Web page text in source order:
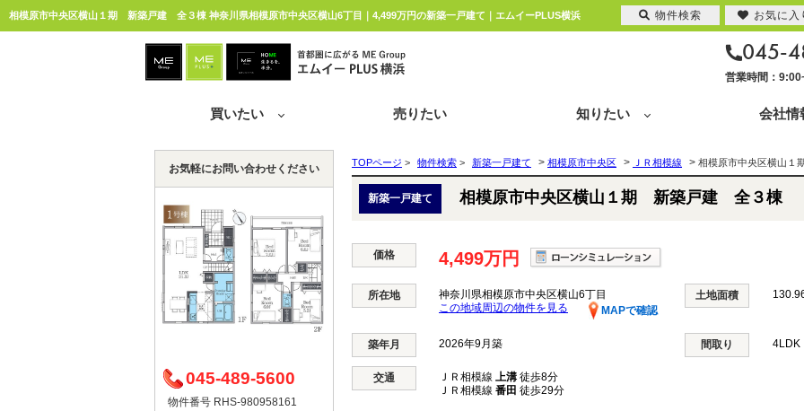
相模原市中央区横山１期 新築戸建 全３棟 神奈川県相模原市中央区横山6丁目｜4,499万円の新築一戸建て｜エムイーPLUS横浜
045-
営業時間：
買いたい 売りたい 知りたい 会社情
TOPページ > 物件検索 > 新築一戸建て > 相模原市中央区 > ＪＲ相模線 > 相模原市中央区横山
新築一戸建て 相模原市中央区横山１期 新築戸建 全３棟
価格 4,499万円
所在地
神奈川県相模原市中央区横山6丁目
MAPで確認
この地域周辺の物件を見る
土地面積
築年月 2026年9月築 間取り
交通 ＪＲ相模線 上溝 徒歩8分
ＪＲ相模線 番田 徒歩29分
お気軽にお問い合わせください
045-489-5600
物件番号 RHS-980958161
物件検索 お気に入